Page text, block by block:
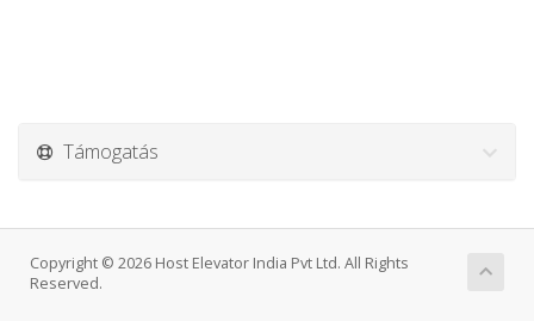
Támogatás
Copyright © 2026 Host Elevator India Pvt Ltd. All Rights
Reserved.